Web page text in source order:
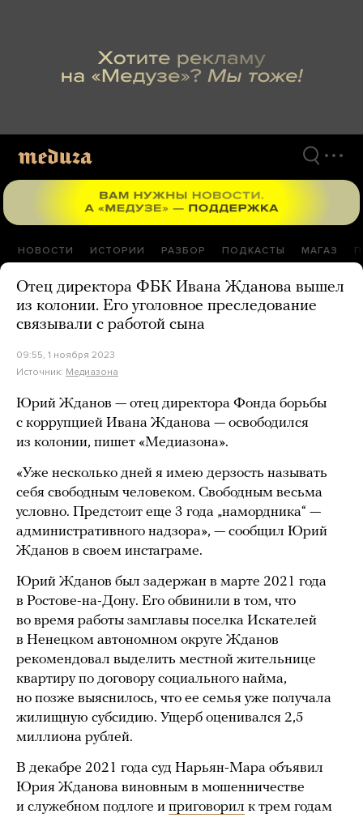
НОВОСТИ ИСТОРИИ РАЗБОР ПОДКАСТЫ МАГАЗ
Отец директора ФБК Ивана Жданова вышел
из колонии. Его уголовное преследование
связывали с работой сына
09:55, 1 ноября 2023
Источник: Медиазона
Юрий Жданов — отец директора Фонда борьбы
с коррупцией Ивана Жданова — освободился
из колонии, пишет «Медиазона».
«Уже несколько дней я имею дерзость называть
себя свободным человеком. Свободным весьма
условно. Предстоит еще 3 года „намордника“ —
административного надзора», — сообщил Юрий
Жданов в своем инстаграме.
Юрий Жданов был задержан в марте 2021 года
в Ростове-на-Дону. Его обвинили в том, что
во время работы замглавы поселка Искателей
в Ненецком автономном округе Жданов
рекомендовал выделить местной жительнице
квартиру по договору социального найма,
но позже выяснилось, что ее семья уже получала
жилищную субсидию. Ущерб оценивался 2,5
миллиона рублей.
В декабре 2021 года суд Нарьян-Мара объявил
Юрия Жданова виновным в мошенничестве
и служебном подлоге и приговорил к трем годам